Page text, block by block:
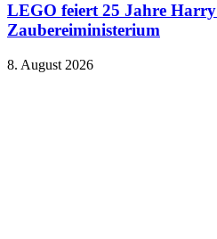
LEGO feiert 25 Jahre
Zaubereiministerium
8. August 2026